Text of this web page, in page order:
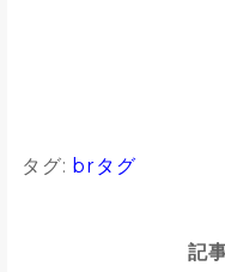
タグ: brタグ
記